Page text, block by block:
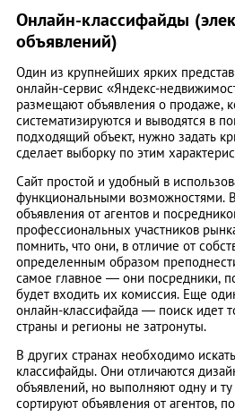
Онлайн-классифайды
объявлений)
Один из крупнейших ярких
онлайн-сервис «Яндекс-
размещают объявления о продаже,
систематизируются и выводятся в
подходящий объект, нужно задать
сделает выборку по этим
Сайт простой и удобный в
функциональными возможностями.
объявления от агентов и
профессиональных участников
помнить, что они, в отличие от
определенным образом
самое главное ― они посредники,
будет входить их комиссия. Еще
онлайн-классифайда ― поиск идет
страны и регионы не затронуты.
В других странах необходимо
классифайды. Они отличаются
объявлений, но выполняют одну и
сортируют объявления от агентов,